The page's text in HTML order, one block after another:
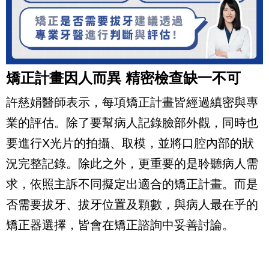
矯正計畫因人而異 精密檢查缺一不可
許慈娟醫師表示，每項矯正計畫皆經過縝密與專
業的評估。除了要幫病人記錄臉部外觀，同時也
要進行X光片的拍攝、取模，並將口腔內部的狀
況完整記錄。除此之外，更重要的是聆聽病人需
求，依照主訴不同擬定出適合的矯正計畫。而是
否需要拔牙、拔牙位置及顆數，與病人最在乎的
矯正器選擇，皆會在矯正諮詢中妥善討論。